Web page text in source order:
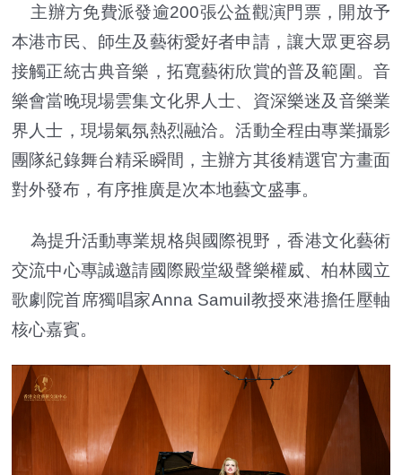
主辦方免費派發逾200張公益觀演門票，開放予
本港市民、師生及藝術愛好者申請，讓大眾更容易
接觸正統古典音樂，拓寬藝術欣賞的普及範圍。音
樂會當晚現場雲集文化界人士、資深樂迷及音樂業
界人士，現場氣氛熱烈融洽。活動全程由專業攝影
團隊紀錄舞台精采瞬間，主辦方其後精選官方畫面
對外發布，有序推廣是次本地藝文盛事。
為提升活動專業規格與國際視野，香港文化藝術
交流中心專誠邀請國際殿堂級聲樂權威、柏林國立
歌劇院首席獨唱家Anna Samuil教授來港擔任壓軸
核心嘉賓。